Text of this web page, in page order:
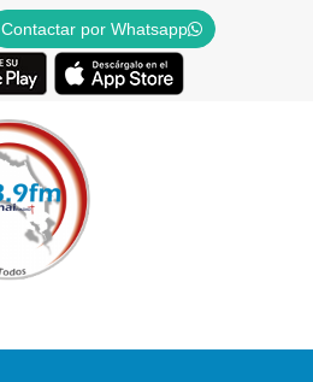
Contactar por Whatsapp